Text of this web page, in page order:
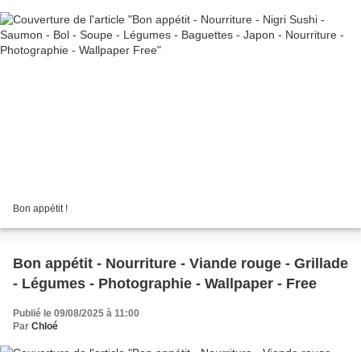
Bon appétit !
Bon appétit - Nourriture - Viande rouge - Grillade
- Légumes - Photographie - Wallpaper - Free
Publié le 09/08/2025 à 11:00
Par Chloé